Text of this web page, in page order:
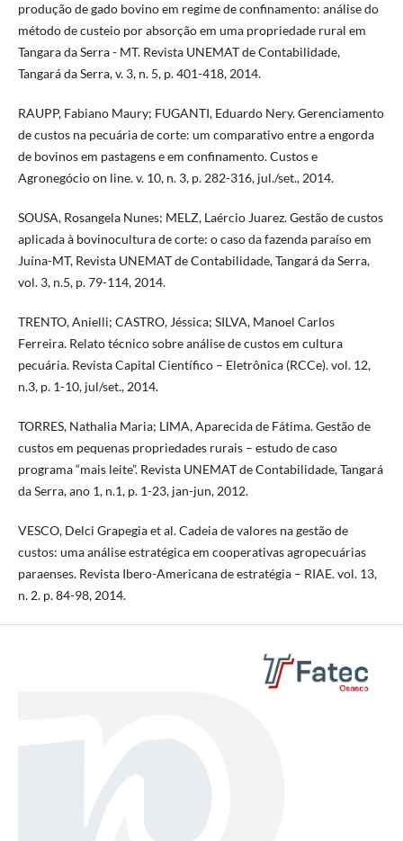
produção de gado bovino em regime de confinamento: análise do
método de custeio por absorção em uma propriedade rural em
Tangara da Serra - MT. Revista UNEMAT de Contabilidade,
Tangará da Serra, v. 3, n. 5, p. 401-418, 2014.
RAUPP, Fabiano Maury; FUGANTI, Eduardo Nery. Gerenciamento
de custos na pecuária de corte: um comparativo entre a engorda
de bovinos em pastagens e em confinamento. Custos e
Agronegócio on line. v. 10, n. 3, p. 282-316, jul./set., 2014.
SOUSA, Rosangela Nunes; MELZ, Laércio Juarez. Gestão de custos
aplicada à bovinocultura de corte: o caso da fazenda paraíso em
Juína-MT, Revista UNEMAT de Contabilidade, Tangará da Serra,
vol. 3, n.5, p. 79-114, 2014.
TRENTO, Anielli; CASTRO, Jéssica; SILVA, Manoel Carlos
Ferreira. Relato técnico sobre análise de custos em cultura
pecuária. Revista Capital Científico – Eletrônica (RCCe). vol. 12,
n.3, p. 1-10, jul/set., 2014.
TORRES, Nathalia Maria; LIMA, Aparecida de Fátima. Gestão de
custos em pequenas propriedades rurais – estudo de caso
programa “mais leite”. Revista UNEMAT de Contabilidade, Tangará
da Serra, ano 1, n.1, p. 1-23, jan-jun, 2012.
VESCO, Delci Grapegia et al. Cadeia de valores na gestão de
custos: uma análise estratégica em cooperativas agropecuárias
paraenses. Revista Ibero-Americana de estratégia – RIAE. vol. 13,
n. 2. p. 84-98, 2014.